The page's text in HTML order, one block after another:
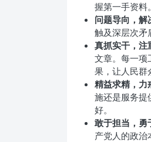
握第一手资料
问题导向，解
触及深层次矛
真抓实干，注
文章。每一项
果，让人民群
精益求精，力
施还是服务提
好。
敢于担当，勇
产党人的政治